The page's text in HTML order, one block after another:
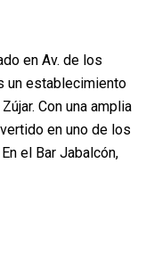
en Av. de los
un establecimiento
Con una amplia
en uno de los
el Bar Jabalcón,